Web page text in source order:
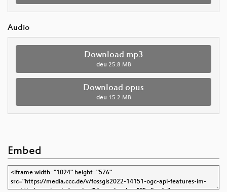
Audio
Download mp3
deu 25.8 MB
Download opus
deu 15.2 MB
Embed